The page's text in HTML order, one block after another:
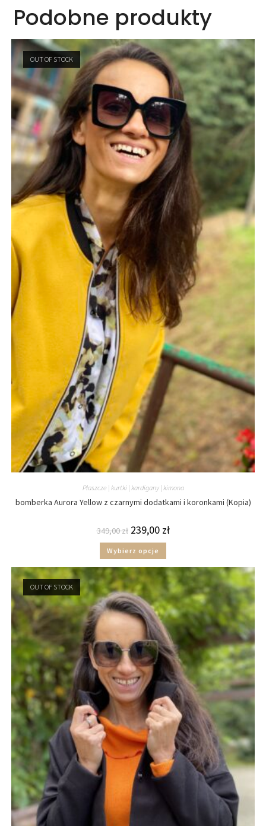
Podobne produkty
OUT OF STOCK
Płaszcze | kurtki | kardigany | kimona
bomberka Aurora Yellow z czarnymi dodatkami i koronkami (Kopia)
349,00zł 239,00 zł
Wybierz opcje
OUT OF STOCK